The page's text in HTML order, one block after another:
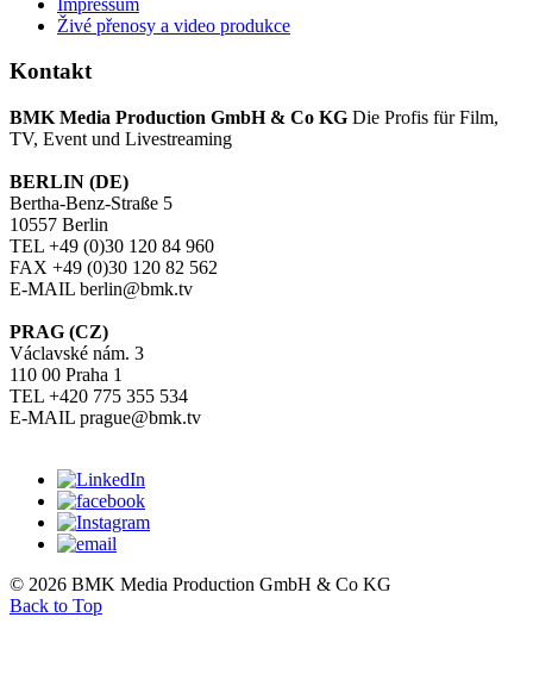
Živé přenosy a video produkce
Kontakt
BMK Media Production GmbH & Co KG Die Profis für Film,
TV, Event und Livestreaming
BERLIN (DE)
Bertha-Benz-Straße 5
10557 Berlin
TEL +49 (0)30 120 84 960
FAX +49 (0)30 120 82 562
E-MAIL berlin@bmk.tv
PRAG (CZ)
Václavské nám. 3
110 00 Praha 1
TEL +420 775 355 534
E-MAIL prague@bmk.tv
© 2026 BMK Media Production GmbH & Co KG
Back to Top